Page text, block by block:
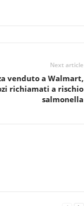
Next article
venduto a Walmart,
richiamati a rischio
salmonella